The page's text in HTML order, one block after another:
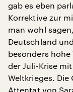
gab es eben
Korrektive zur
man wohl
Deutschland
besonders
der Juli-Krise
Weltkrieges.
Attentat von